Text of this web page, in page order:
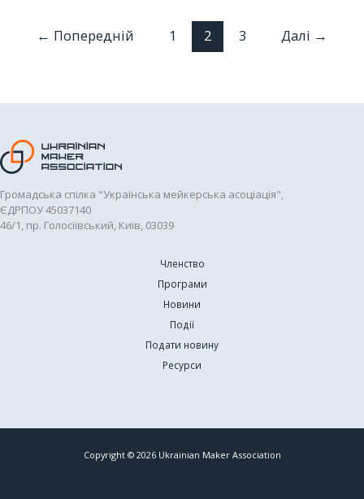
“Хаклаб”,
← Попередній 1 2 3 Далі →
Громадська спілка "Українська мейкерська асоціація",
ЄДРПОУ 45037140
46/1, пр. Голосіївський, Київ, 03039
Членство
Програми
Новини
Події
Подати новину
Ресурси
Copyright © 2026 Ukrainian Maker Association